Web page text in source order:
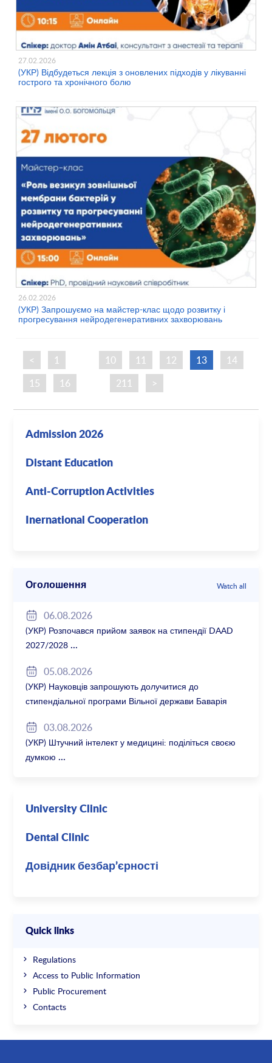
27.02.2026
(УКР) Відбудеться лекція з оновлених підходів у лікуванні
гострого та хронічного болю
26.02.2026
(УКР) Запрошуємо на майстер-клас щодо розвитку і
прогресування нейродегенеративних захворювань
< 1 10 11 12 13
14
15
16 211 >
Admission 2026
Distant Education
Anti-Corruption Activities
Inernational Cooperation
Оголошення Watch all
06.08.2026
(УКР) Розпочався прийом заявок на стипендії DAAD
2027/2028
05.08.2026
(УКР) Науковців запрошують долучитися до
стипендіальної програми Вільної держави Баварія
03.08.2026
(УКР) Штучний інтелект у медицині: поділіться своєю
думкою
University Clinic
Dental Clinic
Довідник безбар’єрності
Quick links
Regulations
Access to Public Information
Public Procurement
Contacts